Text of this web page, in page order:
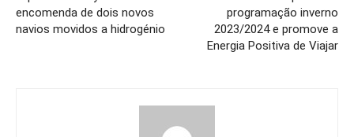
encomenda de dois novos
navios movidos a hidrogénio
programação inverno
2023/2024 e promove a
Energia Positiva de Viajar